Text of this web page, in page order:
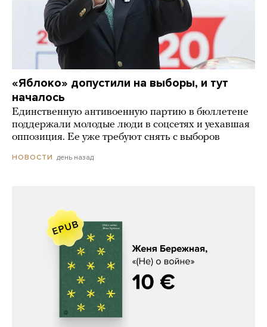
«Яблоко» допустили на выборы, и тут
началось
Единственную антивоенную партию в бюллетене
поддержали молодые люди в соцсетях и уехавшая
оппозиция. Ее уже требуют снять с выборов
НОВОСТИ день назад
Женя Бережная, «(Не) о войне»